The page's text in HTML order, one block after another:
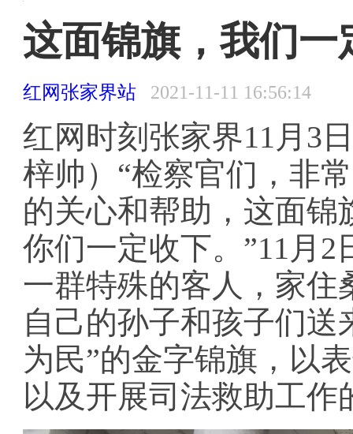
首页 领导论谈 文明政务 文明创建
时政
思政工作 文明聚焦 文明简报 道德建设
这面锦旗，我们一
红网张家界站 2021-11-11 16:56:14
红网时刻张家界11月3
梓帅）“检察官们，非
的关心和帮助，这面
你们一定收下。”11月
一群特殊的客人，家住
自己的孙子和孩子们送
为民”的金字锦旗，以
以及开展司法救助工作